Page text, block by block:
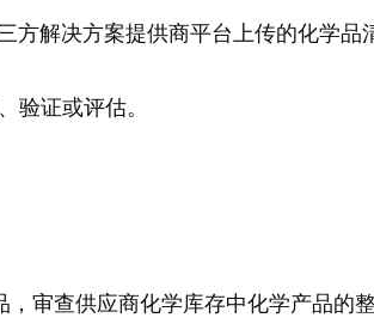
解决方案提供商平台上传的化学
验证或评估。
审查供应商化学库存中化学产品的